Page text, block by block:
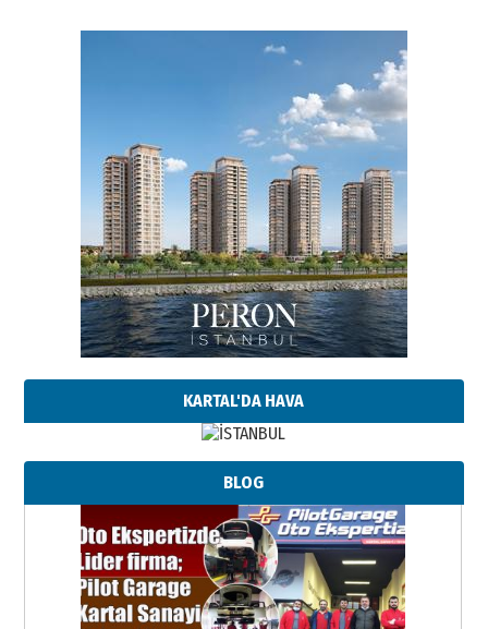
KARTAL'DA HAVA
BLOG